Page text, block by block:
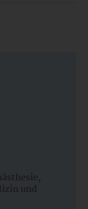
und